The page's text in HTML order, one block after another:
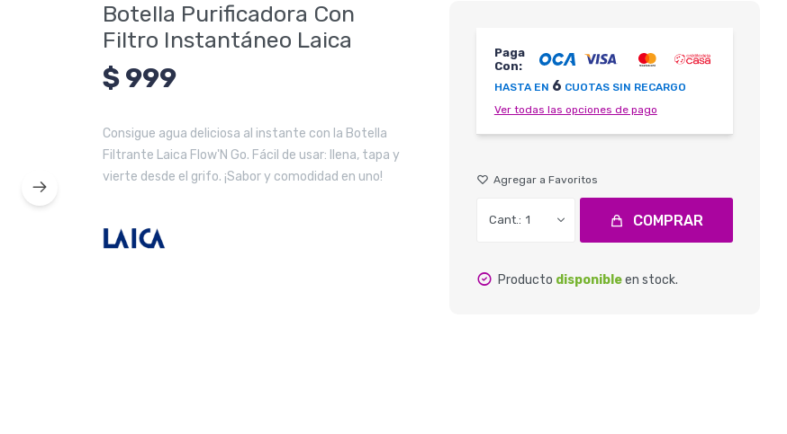
Botella Purificadora Con
Filtro Instantáneo Laica
$ 999
Consigue agua deliciosa al instante con la Botella
Filtrante Laica Flow'N Go. Fácil de usar: llena, tapa y
vierte desde el grifo. ¡Sabor y comodidad en uno!
Paga
Con:
HASTA EN 6 CUOTAS SIN RECARGO
Ver todas las opciones de pago
1 COMPRAR
Producto disponibleen stock.